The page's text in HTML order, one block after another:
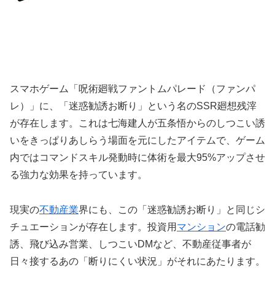
スマホゲーム「呪術廻戦ファントムパレード（ファンパ
レ）」に、「迷惑勧誘お断り」という名のSSR廻想残滓
が存在します。これは七海建人が五条悟からのしつこい誘
いをきっぱりあしらう場面を元にしたアイテムで、ゲーム
内ではコマンドスキル発動時に体術を最大95%アップさせ
る強力な効果を持っています。
現実の不動産業界にも、この「迷惑勧誘お断り」と同じシ
チュエーションが存在します。投資用 マンションの電話勧
誘、飛び込み営業、しつこいDMなど、不動産従事者が
日々接するあの「断りにくい状況」がそれにあたります。